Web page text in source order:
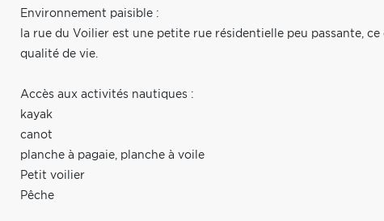
Environnement paisible :
la rue du Voilier est une petite rue résidentielle peu passante,
qualité de vie.
Accès aux activités nautiques :
kayak
canot
planche à pagaie, planche à voile
Petit voilier
Pêche